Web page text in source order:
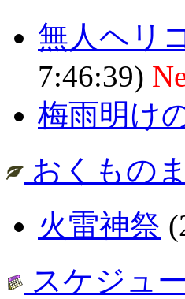
無人ヘリ
7:46:39)
梅雨明け
おくもの
火雷神祭
スケジュ